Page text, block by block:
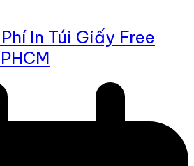
In Túi Giấy Free